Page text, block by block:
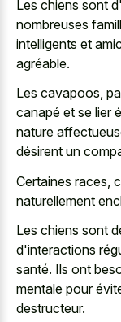
Les chiens sont
nombreuses
intelligents et
agréable.
Les cavapoos,
canapé et se lier
nature
désirent un
Certaines races,
naturellement
Les chiens sont
d'interactions
santé. Ils ont
mentale pour
destructeur.